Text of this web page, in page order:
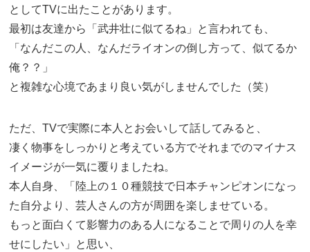
としてTVに出たことがあります。
最初は友達から「武井壮に似てるね」と言われても、
「なんだこの人、なんだライオンの倒し方って、似てるか
俺？？」
と複雑な心境であまり良い気がしませんでした（笑）
ただ、TVで実際に本人とお会いして話してみると、
凄く物事をしっかりと考えている方でそれまでのマイナス
イメージが一気に覆りましたね。
本人自身、「陸上の１０種競技で日本チャンピオンになっ
た自分より、芸人さんの方が周囲を楽しませている。
もっと面白くて影響力のある人になることで周りの人を幸
せにしたい」と思い、